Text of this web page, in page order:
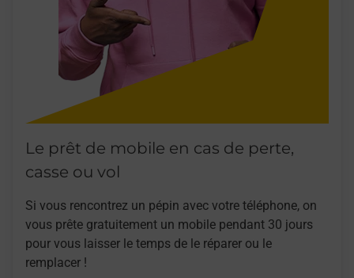
Le prêt de mobile en cas de perte,
casse ou vol
Si vous rencontrez un pépin avec votre téléphone, on
vous prête gratuitement un mobile pendant 30 jours
pour vous laisser le temps de le réparer ou le
remplacer !